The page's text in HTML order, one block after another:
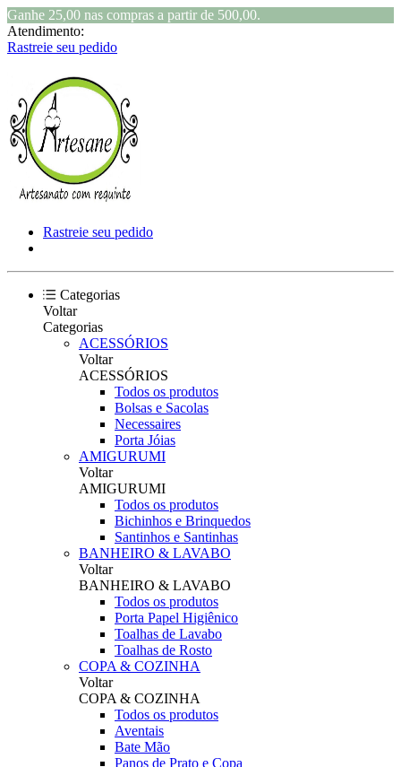
Ganhe 25,00 nas compras a partir de 500,00.
Atendimento:
Rastreie seu pedido
Rastreie seu pedido
Categorias
Voltar
Categorias
ACESSÓRIOS
Voltar
ACESSÓRIOS
Todos os produtos
Bolsas e Sacolas
Necessaires
Porta Jóias
AMIGURUMI
Voltar
AMIGURUMI
Todos os produtos
Bichinhos e Brinquedos
Santinhos e Santinhas
BANHEIRO & LAVABO
Voltar
BANHEIRO & LAVABO
Todos os produtos
Porta Papel Higiênico
Toalhas de Lavabo
Toalhas de Rosto
COPA & COZINHA
Voltar
COPA & COZINHA
Todos os produtos
Aventais
Bate Mão
Panos de Prato e Copa